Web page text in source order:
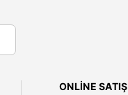
ONLINE